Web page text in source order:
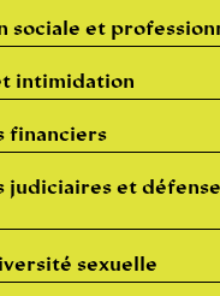
sociale et
intimidation
financiers
judiciaires et
sexuelle